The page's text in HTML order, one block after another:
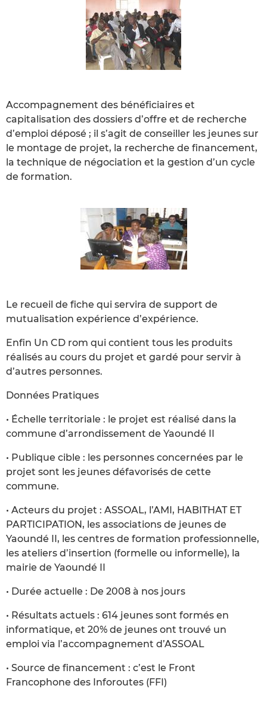
Accompagnement des bénéficiaires et
capitalisation des dossiers d’offre et de recherche
d’emploi déposé ; il s’agit de conseiller les jeunes sur
le montage de projet, la recherche de financement,
la technique de négociation et la gestion d’un cycle
de formation.
Le recueil de fiche qui servira de support de
mutualisation expérience d’expérience.
Enfin Un CD rom qui contient tous les produits
réalisés au cours du projet et gardé pour servir à
d’autres personnes.
Données Pratiques
• Échelle territoriale : le projet est réalisé dans la
commune d’arrondissement de Yaoundé II
• Publique cible : les personnes concernées par le
projet sont les jeunes défavorisés de cette
commune.
• Acteurs du projet : ASSOAL, l’AMI, HABITHAT ET
PARTICIPATION, les associations de jeunes de
Yaoundé II, les centres de formation professionnelle,
les ateliers d’insertion (formelle ou informelle), la
mairie de Yaoundé II
• Durée actuelle : De 2008 à nos jours
• Résultats actuels : 614 jeunes sont formés en
informatique, et 20% de jeunes ont trouvé un
emploi via l’accompagnement d’ASSOAL
• Source de financement : c’est le Front
Francophone des Inforoutes (FFI)